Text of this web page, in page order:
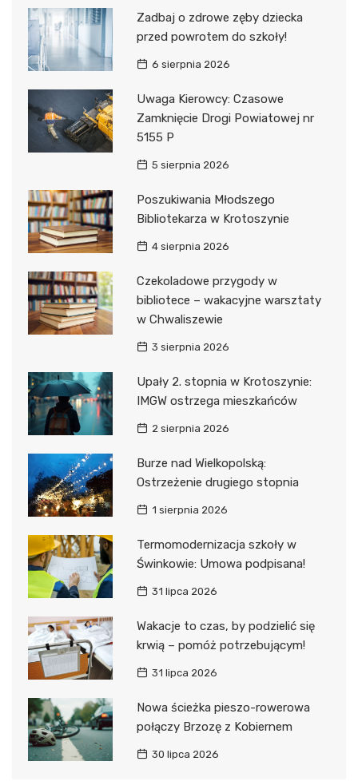
Zadbaj o zdrowe zęby dziecka
przed powrotem do szkoły!
6 sierpnia 2026
Uwaga Kierowcy: Czasowe
Zamknięcie Drogi Powiatowej nr
5155 P
5 sierpnia 2026
Poszukiwania Młodszego
Bibliotekarza w Krotoszynie
4 sierpnia 2026
Czekoladowe przygody w
bibliotece – wakacyjne warsztaty
w Chwaliszewie
3 sierpnia 2026
Upały 2. stopnia w Krotoszynie:
IMGW ostrzega mieszkańców
2 sierpnia 2026
Burze nad Wielkopolską:
Ostrzeżenie drugiego stopnia
1 sierpnia 2026
Termomodernizacja szkoły w
Świnkowie: Umowa podpisana!
31 lipca 2026
Wakacje to czas, by podzielić się
krwią – pomóż potrzebującym!
31 lipca 2026
Nowa ścieżka pieszo-rowerowa
połączy Brzozę z Kobiernem
30 lipca 2026